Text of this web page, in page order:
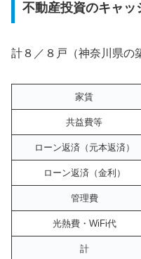
不動産投資のキャッ
計８／８戸（神奈川県の
家賃
共益費等
ローン返済（元本返済）
ローン返済（金利）
管理費
光熱費・WiFi代
計